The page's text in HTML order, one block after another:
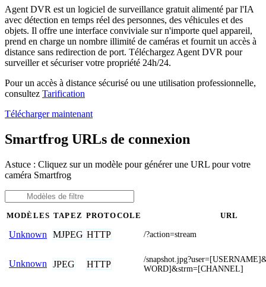
Agent DVR est un logiciel de surveillance gratuit alimenté par l'IA
avec détection en temps réel des personnes, des véhicules et des
objets. Il offre une interface conviviale sur n'importe quel appareil,
prend en charge un nombre illimité de caméras et fournit un accès à
distance sans redirection de port. Téléchargez Agent DVR pour
surveiller et sécuriser votre propriété 24h/24.
Pour un accès à distance sécurisé ou une utilisation professionnelle,
consultez Tarification
Télécharger maintenant
Smartfrog URLs de connexion
Astuce : Cliquez sur un modèle pour générer une URL pour votre
caméra Smartfrog
MODÈLES TAPEZ PROTOCOLE URL
Unknown MJPEG HTTP /?action=stream
Unknown JPEG HTTP
/
WORD]&strm=[CHANNEL]